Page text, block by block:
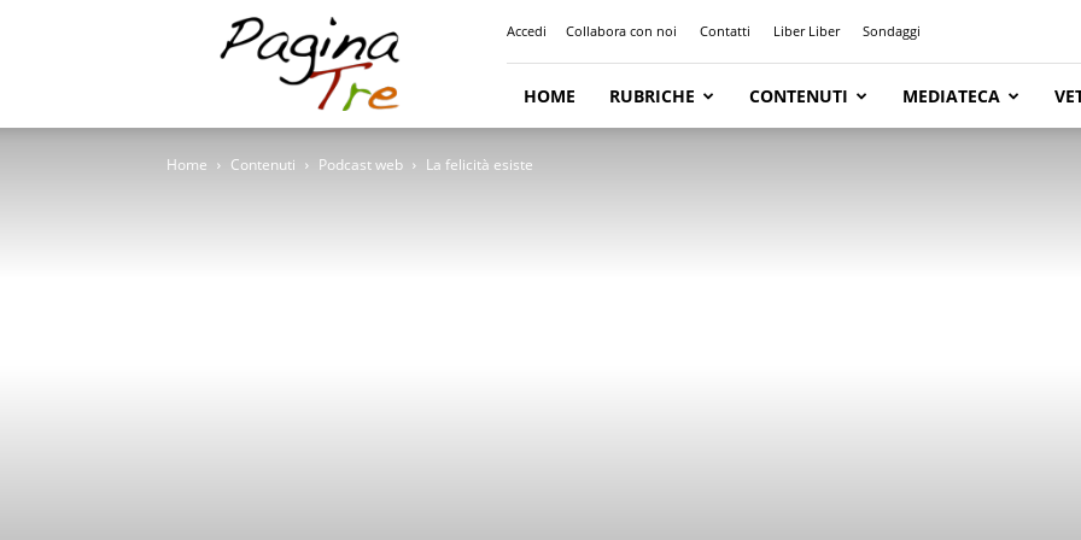
Accedi Collabora con noi Contatti Liber Liber Sondaggi
HOME RUBRICHE CONTENUTI MEDIATECA
Home Contenuti Podcast web La felicità esiste